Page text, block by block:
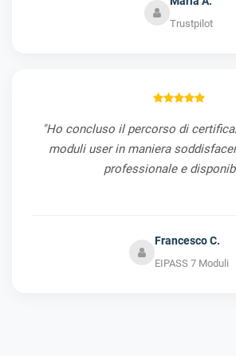
Trustpilot
"Ho concluso il percorso di
moduli user in maniera
professionale e
Francesco C.
EIPASS 7 Moduli